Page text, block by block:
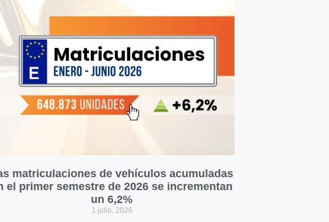
matriculaciones de vehículos acumuladas
el primer semestre de 2026 se incrementan
un 6,2%
1 julio, 2026